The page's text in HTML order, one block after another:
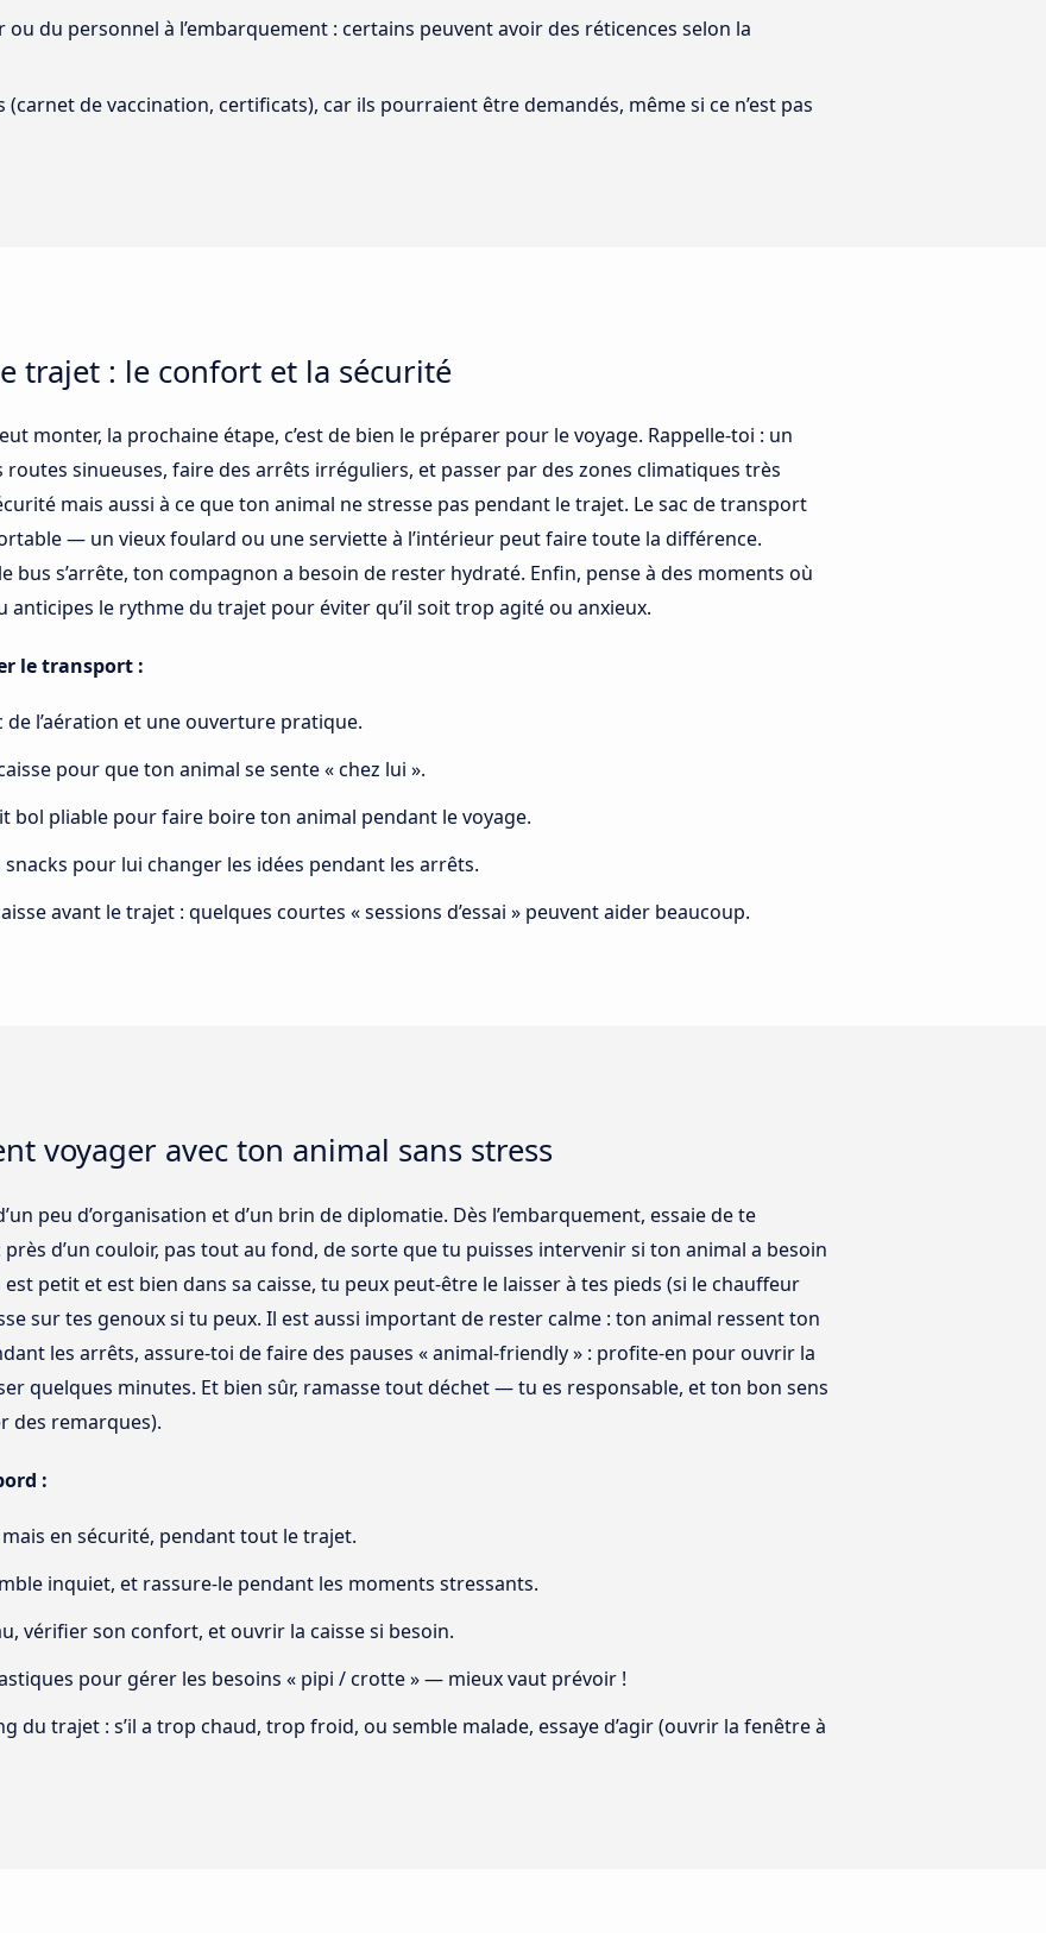
du personnel à l’embarquement : certains peuvent avoir des réticences selon la
de vaccination, certificats), car ils pourraient être demandés, même si ce n’est pas
trajet : le confort et la sécurité
monter, la prochaine étape, c’est de bien le préparer pour le voyage. Rappelle-toi : un
sinueuses, faire des arrêts irréguliers, et passer par des zones climatiques très
mais aussi à ce que ton animal ne stresse pas pendant le trajet. Le sac de transport
— un vieux foulard ou une serviette à l’intérieur peut faire toute la différence.
bus s’arrête, ton compagnon a besoin de rester hydraté. Enfin, pense à des moments où
anticipes le rythme du trajet pour éviter qu’il soit trop agité ou anxieux.
le transport :
de l’aération et une ouverture pratique.
pour que ton animal se sente « chez lui ».
bol pliable pour faire boire ton animal pendant le voyage.
pour lui changer les idées pendant les arrêts.
avant le trajet : quelques courtes « sessions d’essai » peuvent aider beaucoup.
voyager avec ton animal sans stress
peu d’organisation et d’un brin de diplomatie. Dès l’embarquement, essaie de te
d’un couloir, pas tout au fond, de sorte que tu puisses intervenir si ton animal a besoin
petit et est bien dans sa caisse, tu peux peut-être le laisser à tes pieds (si le chauffeur
sur tes genoux si tu peux. Il est aussi important de rester calme : ton animal ressent ton
les arrêts, assure-toi de faire des pauses « animal-friendly » : profite-en pour ouvrir la
quelques minutes. Et bien sûr, ramasse tout déchet — tu es responsable, et ton bon sens
des remarques).
:
en sécurité, pendant tout le trajet.
inquiet, et rassure-le pendant les moments stressants.
vérifier son confort, et ouvrir la caisse si besoin.
pour gérer les besoins « pipi / crotte » — mieux vaut prévoir !
du trajet : s’il a trop chaud, trop froid, ou semble malade, essaye d’agir (ouvrir la fenêtre à